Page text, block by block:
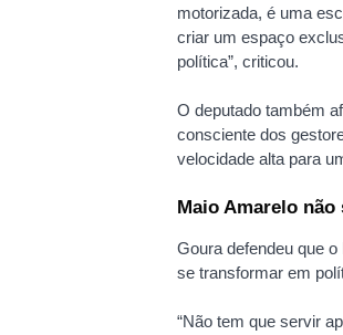
motorizada, é uma
criar um espaço
política”, criticou.
O deputado também
consciente dos
velocidade alta para
Maio Amarelo não
Goura defendeu que
se transformar em
“Não tem que servir